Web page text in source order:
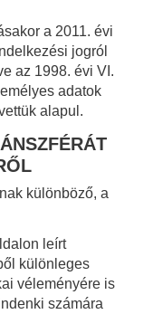
a 2011. évi
jogról
az 1998. évi VI.
adatok
alapul.
különböző, a
leírt
különleges
véleményére is
számára